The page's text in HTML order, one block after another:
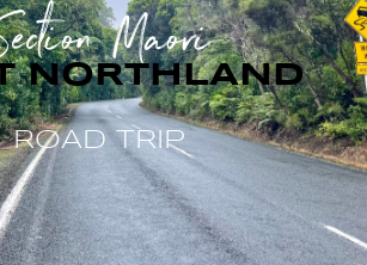
Maori
NORTHLAND
ROAD TRIP